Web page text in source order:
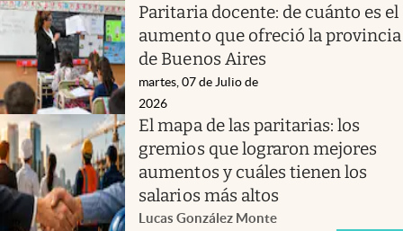
Paritaria docente: de cuánto es el
aumento que ofreció la provincia
de Buenos Aires
martes, 07 de Julio de
2026
El mapa de las paritarias: los
gremios que lograron mejores
aumentos y cuáles tienen los
salarios más altos
Lucas González Monte